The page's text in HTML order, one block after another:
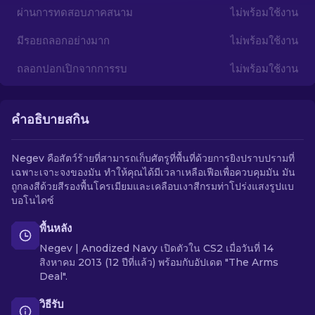
TH
ผ่านการทดสอบภาคสนาม ไม่พร้อมใช้งาน
มีรอยถลอกอย่างมาก ไม่พร้อมใช้งาน
ถลอกปอกเปิกจากการรบ ไม่พร้อมใช้งาน
คำอธิบายสกิน
Negev คือสัตว์ร้ายที่สามารถเก็บศัตรูที่พื้นที่ด้วยการยิงปราบปรามที่
เฉพาะเจาะจงของมัน ทำให้คุณได้มีเวลาเหลือเฟือเพื่อควบคุมมัน มัน
ถูกลงสีด้วยสีรองพื้นโครเมียมและเคลือบเงาสีกรมท่าโปร่งแสงรูปแบ
บอโนไดซ์
พื้นหลัง
Negev | Anodized Navy เปิดตัวใน CS2 เมื่อวันที่ 14
สิงหาคม 2013 (12 ปีที่แล้ว) พร้อมกับอัปเดต "The Arms
Deal".
วิธีรับ